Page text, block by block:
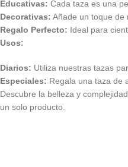
Educativas: Cada taza es una
Decorativas: Añade un toque de
Regalo Perfecto: Ideal para
Usos:
Diarios: Utiliza nuestras tazas
Especiales: Regala una taza de
Descubre la belleza y
un solo producto.